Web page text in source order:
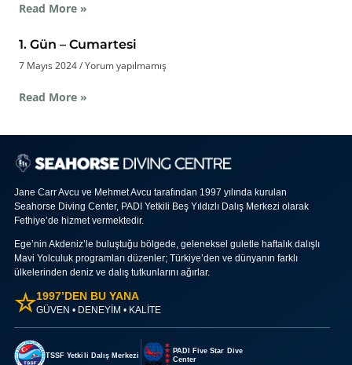
Read More »
1. Gün – Cumartesi
7 Mayıs 2024 Yorum yapılmamış
Read More »
Jane Carr Avcu ve Mehmet Avcu tarafından 1997 yılında kurulan
Seahorse Diving Center, PADI Yetkili Beş Yıldızlı Dalış Merkezi olarak
Fethiye’de hizmet vermektedir.
Ege’nin Akdeniz’le buluştuğu bölgede, geleneksel guletle haftalık dalışlı
Mavi Yolculuk programları düzenler; Türkiye’den ve dünyanın farklı
ülkelerinden deniz ve dalış tutkunlarını ağırlar.
☆1997’DEN BU YANA
GÜVEN • DENEYİM • KALİTE
TSSF Yetkili Dalış Merkezi
PADI Five Star Dive
Center